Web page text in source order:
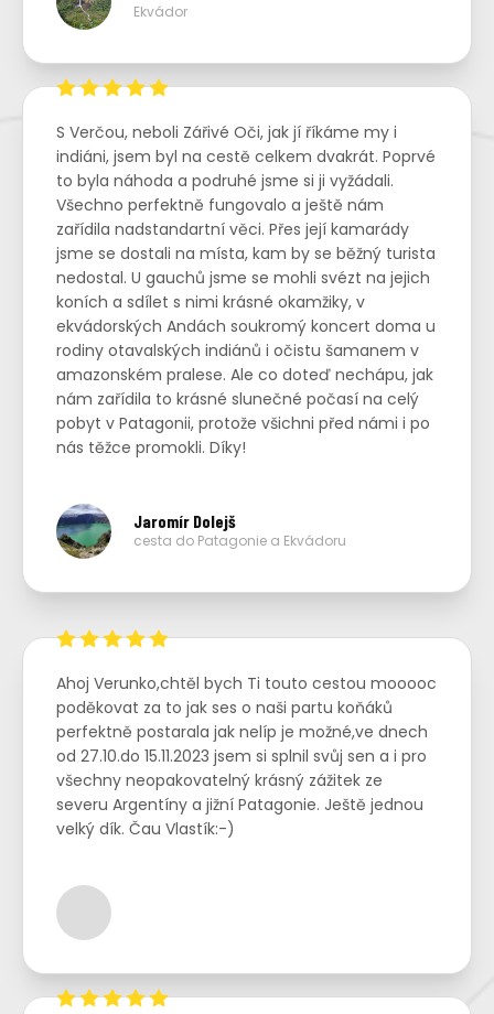
Ekvádor
S Verčou, neboli Zářivé Oči, jak jí říkáme my i
indiáni, jsem byl na cestě celkem dvakrát. Poprvé
to byla náhoda a podruhé jsme si ji vyžádali.
Všechno perfektně fungovalo a ještě nám
zařídila nadstandartní věci. Přes její kamarády
jsme se dostali na místa, kam by se běžný turista
nedostal. U gauchů jsme se mohli svézt na jejich
koních a sdílet s nimi krásné okamžiky, v
ekvádorských Andách soukromý koncert doma u
rodiny otavalských indiánů i očistu šamanem v
amazonském pralese. Ale co doteď nechápu, jak
nám zařídila to krásné slunečné počasí na celý
pobyt v Patagonii, protože všichni před námi i po
nás těžce promokli. Díky!
Jaromír Dolejš
cesta do Patagonie a Ekvádoru
Ahoj Verunko,chtěl bych Ti touto cestou mooooc
poděkovat za to jak ses o naši partu koňáků
perfektně postarala jak nelíp je možné,ve dnech
od 27.10.do 15.11.2023 jsem si splnil svůj sen a i pro
všechny neopakovatelný krásný zážitek ze
severu Argentíny a jižní Patagonie. Ještě jednou
velký dík. Čau Vlastík:-)